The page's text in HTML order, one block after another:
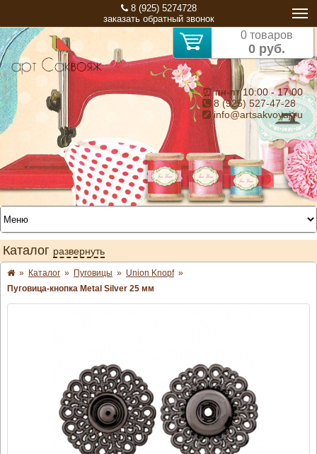
8 (925) 5274728
заказать обратный звонок
0 товаров
0 руб.
⏰ пн-пт 10:00 - 17:00
8 (925) 527-47-28
info@artsakvoyaj.ru
Каталог развернуть
» Каталог » Пуговицы » Union Knopf »
Пуговица-кнопка Metal Silver 25 мм